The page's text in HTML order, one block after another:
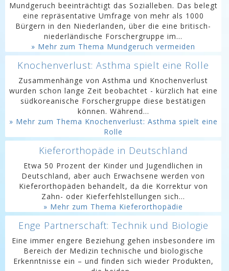
Mundgeruch beeinträchtigt das Sozialleben. Das belegt
eine repräsentative Umfrage von mehr als 1000
Bürgern in den Niederlanden, über die eine britisch-
niederländische Forschergruppe im...
» Mehr zum Thema Mundgeruch vermeiden
Knochenverlust: Asthma spielt eine Rolle
Zusammenhänge von Asthma und Knochenverlust
wurden schon lange Zeit beobachtet - kürzlich hat eine
südkoreanische Forschergruppe diese bestätigen
können. Während...
» Mehr zum Thema Knochenverlust: Asthma spielt eine
Rolle
Kieferorthopäde in Deutschland
Etwa 50 Prozent der Kinder und Jugendlichen in
Deutschland, aber auch Erwachsene werden von
Kieferorthopäden behandelt, da die Korrektur von
Zahn- oder Kieferfehlstellungen sich...
» Mehr zum Thema Kieferorthopädie
Enge Partnerschaft: Technik und Biologie
Eine immer engere Beziehung gehen insbesondere im
Bereich der Medizin technische und biologische
Erkenntnisse ein – und finden sich wieder Produkten,